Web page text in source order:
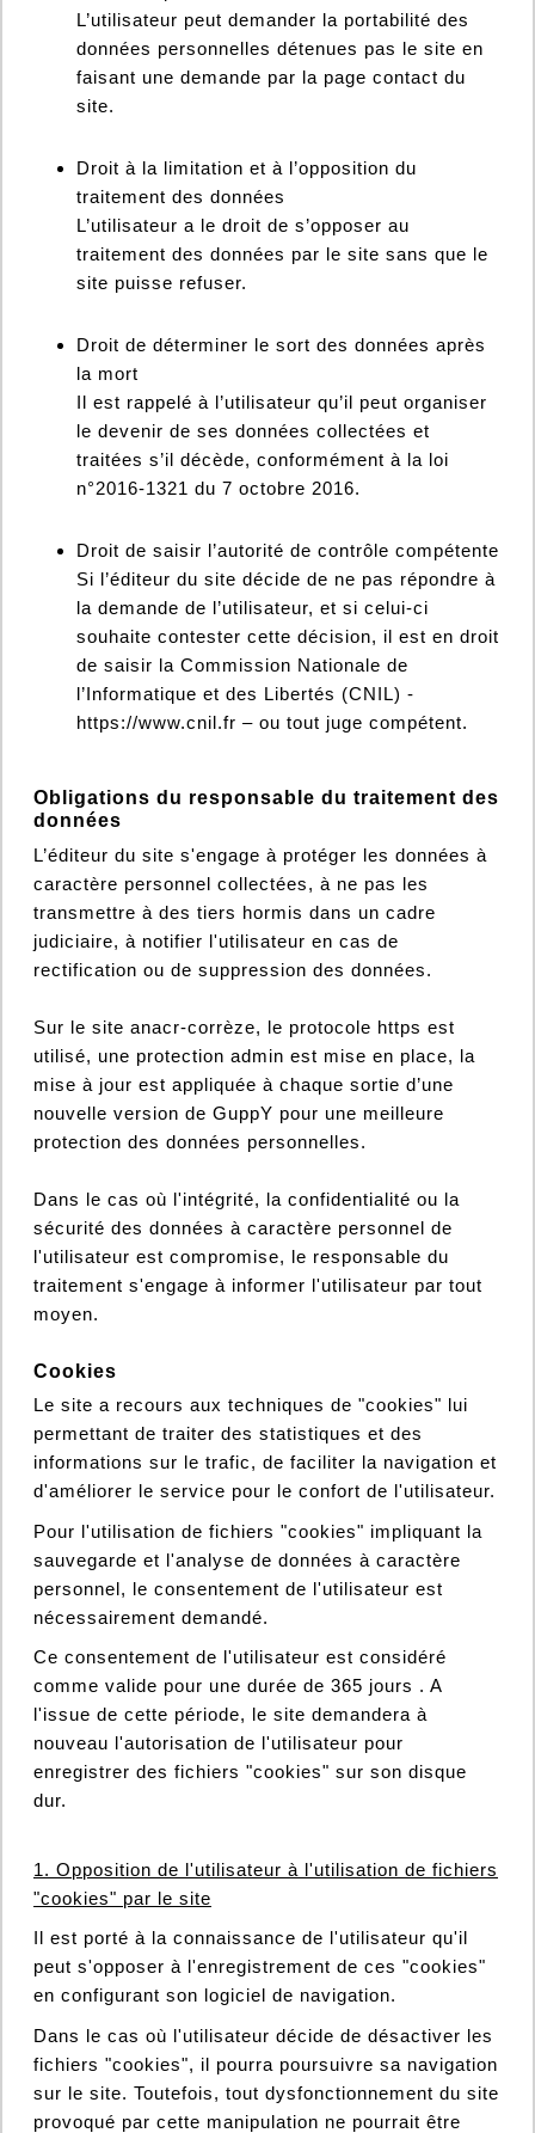
L’utilisateur peut demander la portabilité des
données personnelles détenues pas le site en
faisant une demande par la page contact du
site.
Droit à la limitation et à l’opposition du
traitement des données
L’utilisateur a le droit de s’opposer au
traitement des données par le site sans que le
site puisse refuser.
Droit de déterminer le sort des données après
la mort
Il est rappelé à l’utilisateur qu’il peut organiser
le devenir de ses données collectées et
traitées s’il décède, conformément à la loi
n°2016-1321 du 7 octobre 2016.
Droit de saisir l’autorité de contrôle compétente
Si l’éditeur du site décide de ne pas répondre à
la demande de l’utilisateur, et si celui-ci
souhaite contester cette décision, il est en droit
de saisir la Commission Nationale de
l’Informatique et des Libertés (CNIL) -
https://www.cnil.fr – ou tout juge compétent.
Obligations du responsable du traitement des
données
L’éditeur du site s'engage à protéger les données à
caractère personnel collectées, à ne pas les
transmettre à des tiers hormis dans un cadre
judiciaire, à notifier l'utilisateur en cas de
rectification ou de suppression des données.
Sur le site anacr-corrèze, le protocole https est
utilisé, une protection admin est mise en place, la
mise à jour est appliquée à chaque sortie d’une
nouvelle version de GuppY pour une meilleure
protection des données personnelles.
Dans le cas où l'intégrité, la confidentialité ou la
sécurité des données à caractère personnel de
l'utilisateur est compromise, le responsable du
traitement s'engage à informer l'utilisateur par tout
moyen.
Cookies
Le site a recours aux techniques de "cookies" lui
permettant de traiter des statistiques et des
informations sur le trafic, de faciliter la navigation et
d'améliorer le service pour le confort de l'utilisateur.
Pour l'utilisation de fichiers "cookies" impliquant la
sauvegarde et l'analyse de données à caractère
personnel, le consentement de l'utilisateur est
nécessairement demandé.
Ce consentement de l'utilisateur est considéré
comme valide pour une durée de 365 jours . A
l'issue de cette période, le site demandera à
nouveau l'autorisation de l'utilisateur pour
enregistrer des fichiers "cookies" sur son disque
dur.
1. Opposition de l'utilisateur à l'utilisation de fichiers
"cookies" par le site
Il est porté à la connaissance de l'utilisateur qu'il
peut s'opposer à l'enregistrement de ces "cookies"
en configurant son logiciel de navigation.
Dans le cas où l'utilisateur décide de désactiver les
fichiers "cookies", il pourra poursuivre sa navigation
sur le site. Toutefois, tout dysfonctionnement du site
provoqué par cette manipulation ne pourrait être